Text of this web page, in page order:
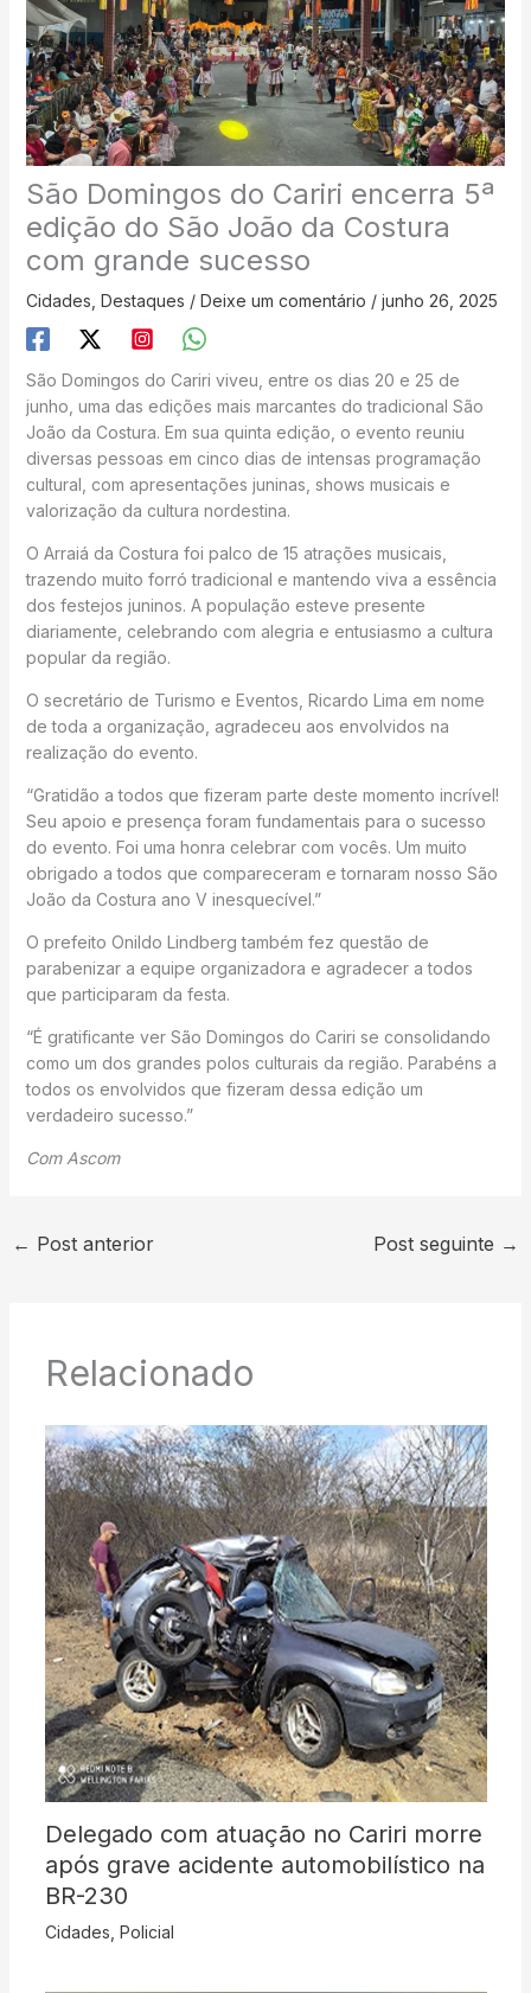
São Domingos do Cariri encerra 5ª
edição do São João da Costura
com grande sucesso
Cidades Destaques / Deixe um comentário / junho 26, 2025
São Domingos do Cariri viveu, entre os dias 20 e 25 de
junho, uma das edições mais marcantes do tradicional São
João da Costura. Em sua quinta edição, o evento reuniu
diversas pessoas em cinco dias de intensas programação
cultural, com apresentações juninas, shows musicais e
valorização da cultura nordestina.
O Arraiá da Costura foi palco de 15 atrações musicais,
trazendo muito forró tradicional e mantendo viva a essência
dos festejos juninos. A população esteve presente
diariamente, celebrando com alegria e entusiasmo a cultura
popular da região.
O secretário de Turismo e Eventos, Ricardo Lima em nome
de toda a organização, agradeceu aos envolvidos na
realização do evento.
“Gratidão a todos que fizeram parte deste momento incrível!
Seu apoio e presença foram fundamentais para o sucesso
do evento. Foi uma honra celebrar com vocês. Um muito
obrigado a todos que compareceram e tornaram nosso São
João da Costura ano V inesquecível.”
O prefeito Onildo Lindberg também fez questão de
parabenizar a equipe organizadora e agradecer a todos
que participaram da festa.
“É gratificante ver São Domingos do Cariri se consolidando
como um dos grandes polos culturais da região. Parabéns a
todos os envolvidos que fizeram dessa edição um
verdadeiro sucesso.”
Com Ascom
← Post anterior Post seguinte →
Relacionado
Delegado com atuação no Cariri morre
após grave acidente automobilístico na
BR-230
Cidades Policial